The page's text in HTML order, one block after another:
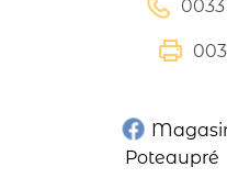
Poteaupré